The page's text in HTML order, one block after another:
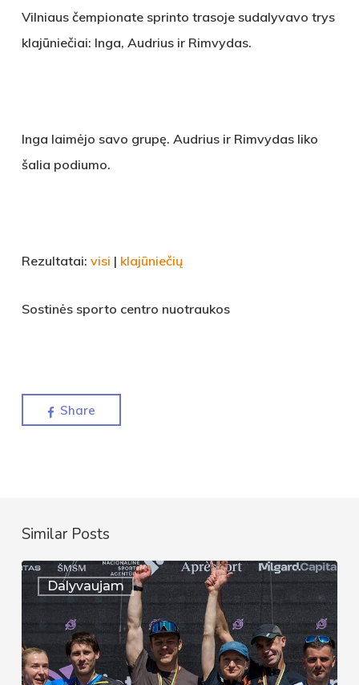
Vilniaus čempionate sprinto trasoje sudalyvavo trys
klajūniečiai: Inga, Audrius ir Rimvydas.
Inga laimėjo savo grupę. Audrius ir Rimvydas liko
šalia podiumo.
Rezultatai: visi | klajūniečių
Sostinės sporto centro nuotraukos
Share
Similar Posts
Dalyvaujam
Auksinis
pasirodymas
Lietuvos
čempionate
–